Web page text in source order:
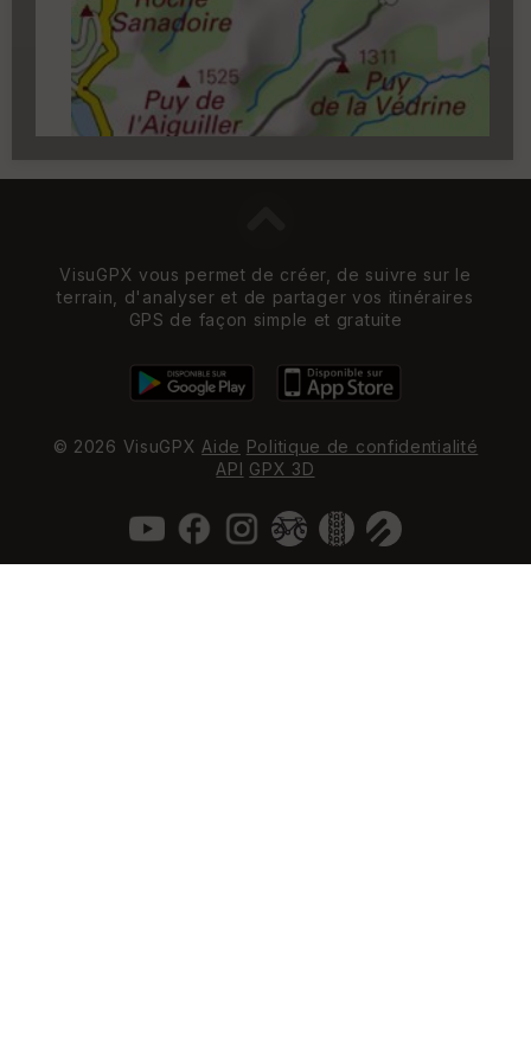
zoom 14)
VisuGPX vous permet de créer, de suivre sur le
terrain, d'analyser et de partager vos itinéraires
GPS de façon simple et gratuite
© 2026 VisuGPX Aide Politique de confidentialité
API GPX 3D